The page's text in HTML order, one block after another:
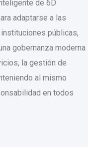
de 6D
adaptarse a las
públicas,
gobernanza moderna
la gestión de
al mismo
en todos